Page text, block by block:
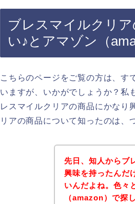
ブレスマイルクリ
い♪とアマゾン（
こちらのページをご覧の方は、す
いますが、いかがでしょうか？私
レスマイルクリアの商品にかなり
リアの商品について知ったのは、
先日、知人からブ
興味を持ったんだ
いんだよね。色々
（amazon）で探